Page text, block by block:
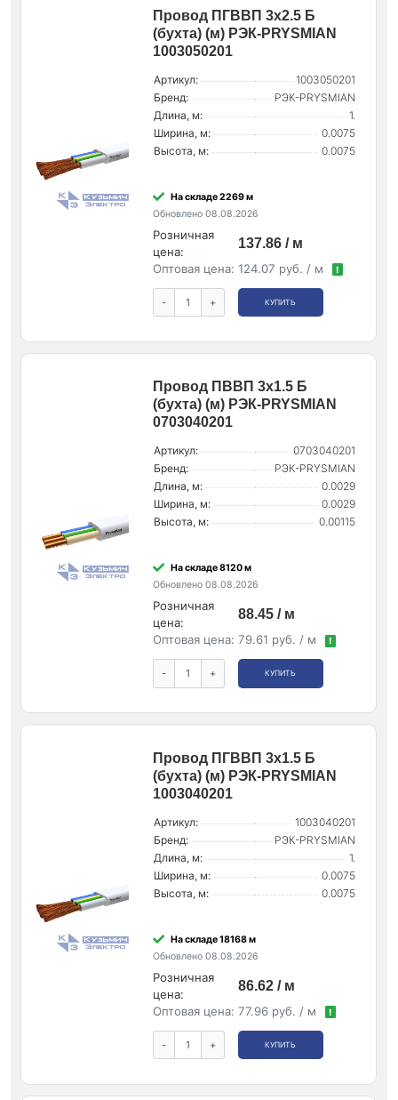
Провод ПГВВП 3х2.5 Б
(бухта) (м) РЭК-PRYSMIAN
1003050201
Артикул:
1003050201
Бренд:
РЭК-PRYSMIAN
Длина, м:
1.
Ширина, м:
0.0075
Высота, м:
0.0075
На складе 2269 м
Обновлено 08.08.2026
Розничная
цена:
137.86 / м
Оптовая цена: 124.07 руб. / м !
- + КУПИТЬ
Провод ПВВП 3х1.5 Б
(бухта) (м) РЭК-PRYSMIAN
0703040201
Артикул:
0703040201
Бренд:
РЭК-PRYSMIAN
Длина, м:
0.0029
Ширина, м:
0.0029
Высота, м:
0.00115
На складе 8120 м
Обновлено 08.08.2026
Розничная
цена:
88.45 / м
Оптовая цена: 79.61 руб. / м !
- + КУПИТЬ
Провод ПГВВП 3х1.5 Б
(бухта) (м) РЭК-PRYSMIAN
1003040201
Артикул:
1003040201
Бренд:
РЭК-PRYSMIAN
Длина, м:
1.
Ширина, м:
0.0075
Высота, м:
0.0075
На складе 18168 м
Обновлено 08.08.2026
Розничная
цена:
86.62 / м
Оптовая цена: 77.96 руб. / м !
- + КУПИТЬ